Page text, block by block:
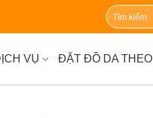
VỤ ĐẶT ĐỒ DA